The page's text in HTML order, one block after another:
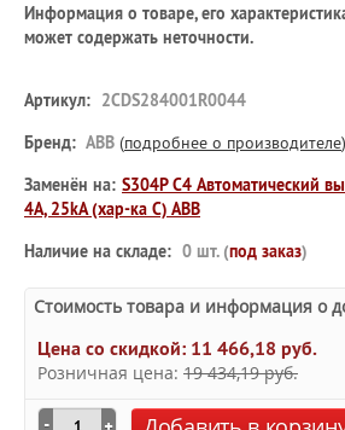
Информация о товаре, его
может содержать неточности.
Артикул: 2CDS284001R0044
Бренд: ABB (подробнее о производителе)
Заменён на: S304P C4 Автоматический
4А, 25kA (хар-ка C) ABB
Наличие на складе: 0 шт. (под заказ)
Стоимость товара и информация о
Цена со скидкой: 11 466,18 руб.
Розничная цена: 19 434,19 руб.